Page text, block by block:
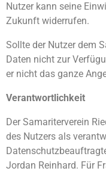
Nutzer kann seine
Zukunft widerrufen.
Sollte der Nutzer dem
Daten nicht zur
er nicht das ganze
Verantwortlichkeit
Der Samariterverein
des Nutzers als
Jordan Reinhard. Für